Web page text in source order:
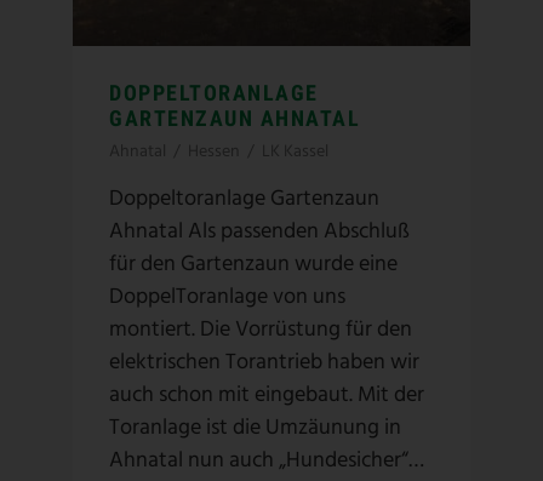
DOPPELTORANLAGE
GARTENZAUN AHNATAL
Ahnatal Hessen LK Kassel
Doppeltoranlage Gartenzaun
Ahnatal Als passenden Abschluß
für den Gartenzaun wurde eine
DoppelToranlage von uns
montiert. Die Vorrüstung für den
elektrischen Torantrieb haben wir
auch schon mit eingebaut. Mit der
Toranlage ist die Umzäunung in
Ahnatal nun auch „Hundesicher“…